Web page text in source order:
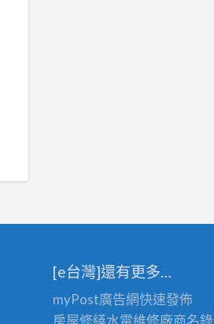
[e台灣]還有更多…
myPost廣告網快速發佈
房屋修繕水電維修廠商名錄